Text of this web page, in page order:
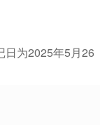
日为2025年5月26